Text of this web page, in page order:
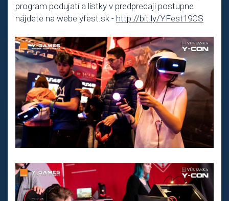
program podujatí a lístky v predpredaji postupne
nájdete na webe yfest.sk - http://bit.ly/YFest19CS